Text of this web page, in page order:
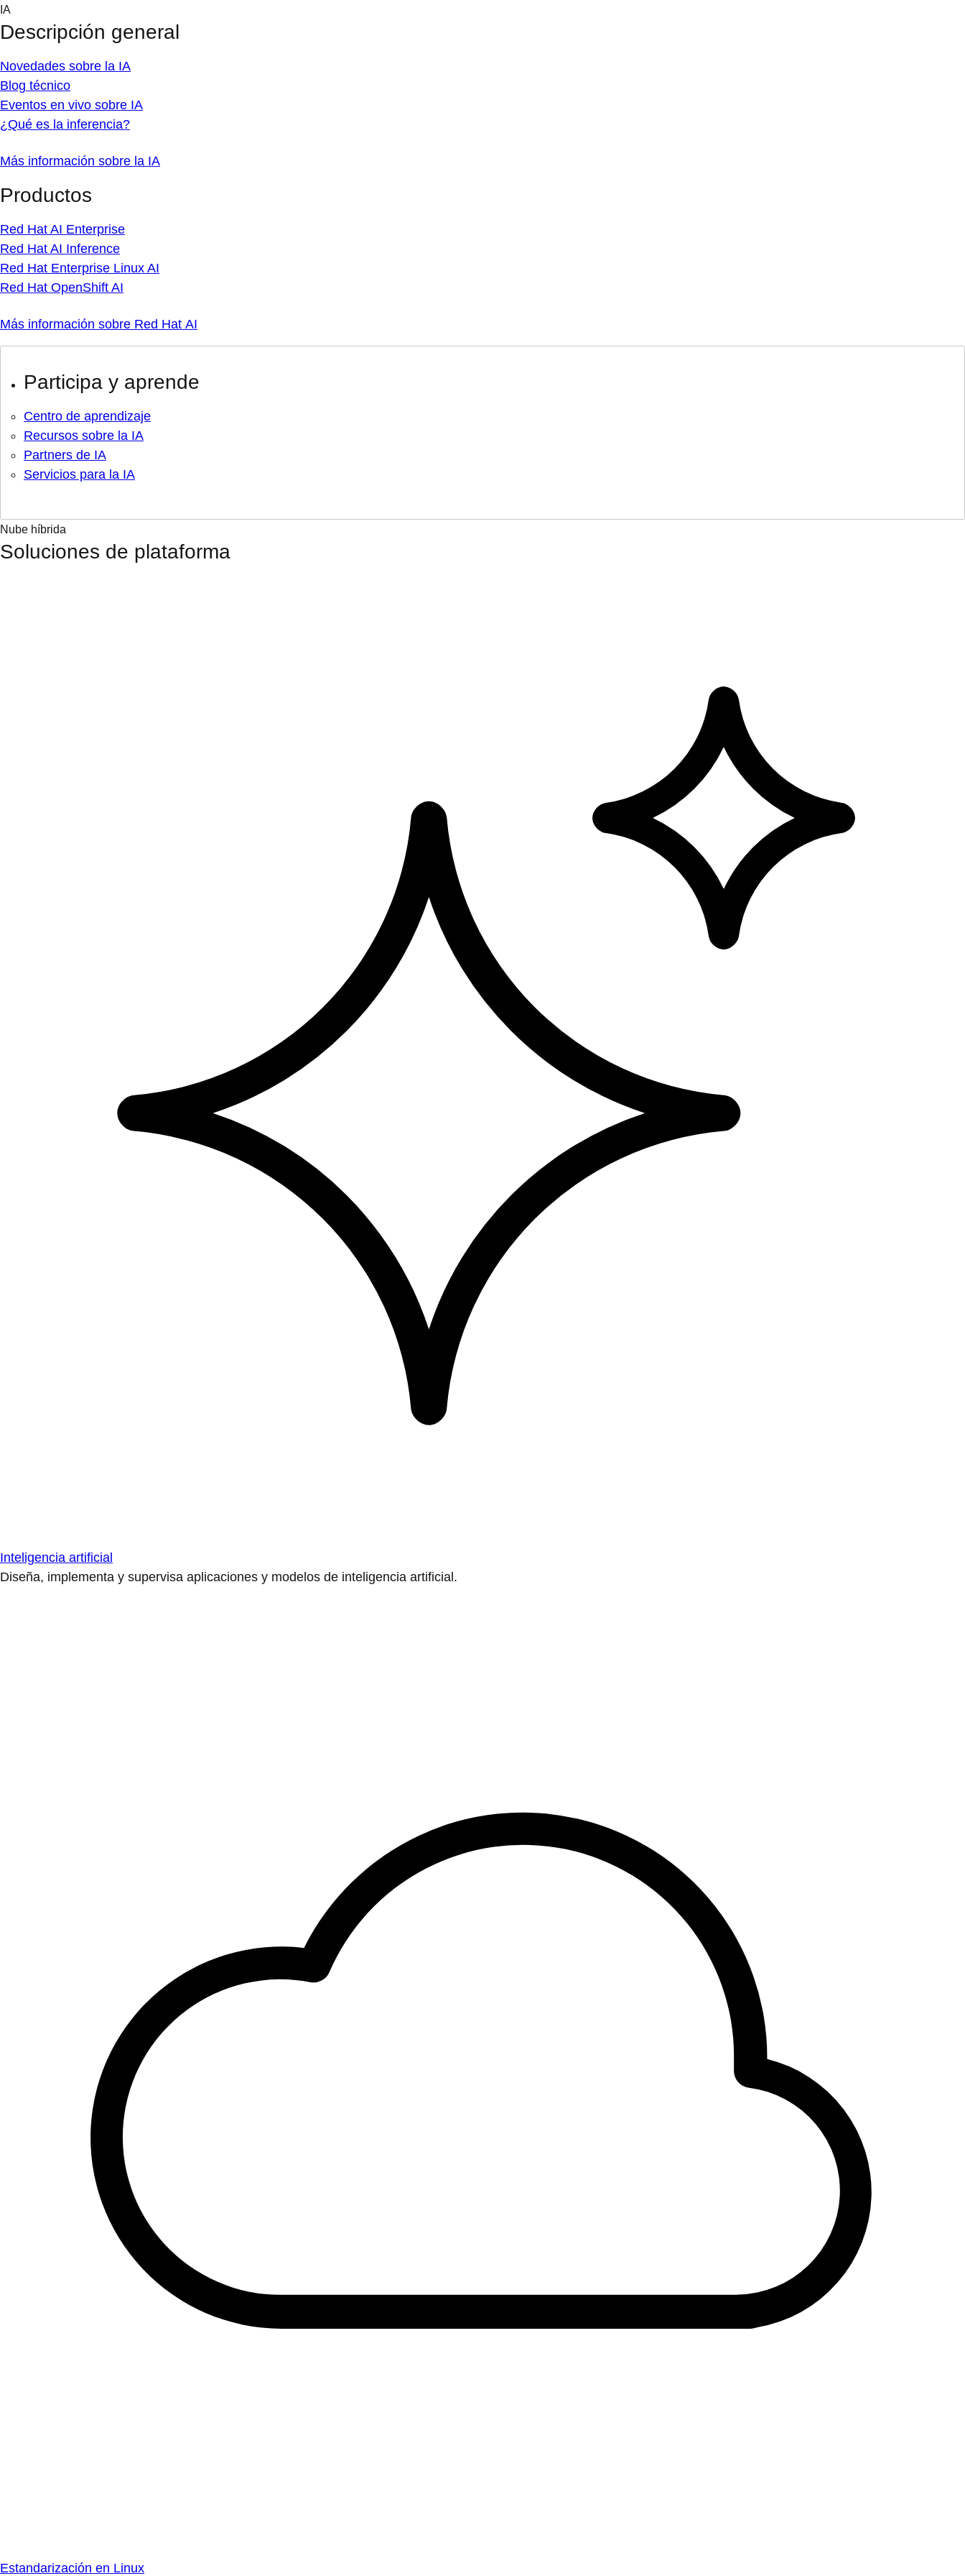
Skip
content
IA
Descripción general
Novedades sobre la IA
Blog técnico
Eventos en vivo sobre IA
¿Qué es la inferencia?
Más información sobre la IA
Productos
Red Hat AI Enterprise
Red Hat AI Inference
Red Hat Enterprise Linux AI
Red Hat OpenShift AI
Más información sobre Red Hat AI
Participa y aprende
Centro de aprendizaje
Recursos sobre la IA
Partners de IA
Servicios para la IA
Nube híbrida
Soluciones de plataforma
Inteligencia artificial
Diseña, implementa y supervisa aplicaciones y modelos de inteligencia artificial.
Estandarización en Linux